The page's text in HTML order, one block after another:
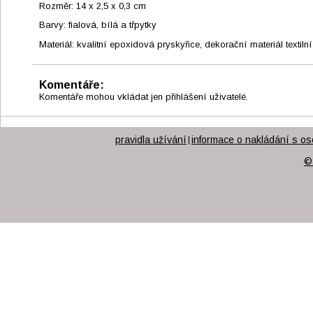
Rozměr: 14 x 2,5 x 0,3 cm
Barvy: fialová, bílá a třpytky
Materiál: kvalitní epoxidová pryskyřice, dekorační materiál
Komentáře:
Komentáře mohou vkládat jen přihlášení uživatelé.
pravidla užívání | informace o nakládání s
©